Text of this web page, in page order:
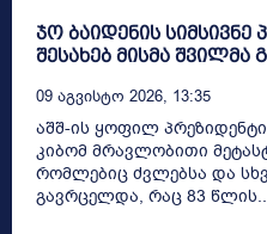
ჯო ბაიდენის სიმსივნე
შესახებ მისმა შვილმა
09 Აგვისტო 2026, 13:35
აშშ-ის ყოფილ
კიბომ მრავლობითი
რომლებიც ძვლებსა და
გავრცელდა, რაც 83